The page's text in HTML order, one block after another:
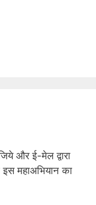
और ई-मेल द्वारा
महाअभियान का